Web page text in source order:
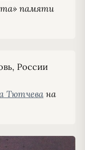
памяти
России
Тютчева на